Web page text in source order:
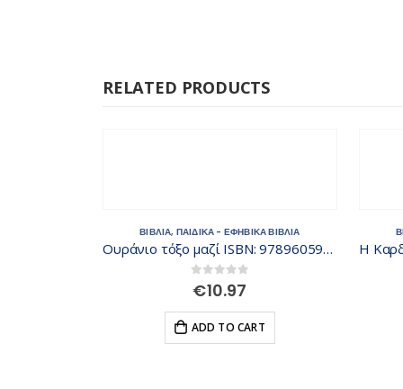
RELATED PRODUCTS
ΒΙΒΛΙΑ, ΠΑΙΔΙΚΑ - ΕΦΗΒΙΚΑ ΒΙΒΛΙΑ
Ουράνιο τόξο μαζί ISBN: 9789605933807
out of 5
€10.97
ADD TO CART